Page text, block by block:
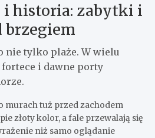
i historia: zabytki i
brzegiem
nie tylko plaże. W wielu
i dawne porty
murach tuż przed zachodem
złoty kolor, a fale przewalają się
niż samo oglądanie